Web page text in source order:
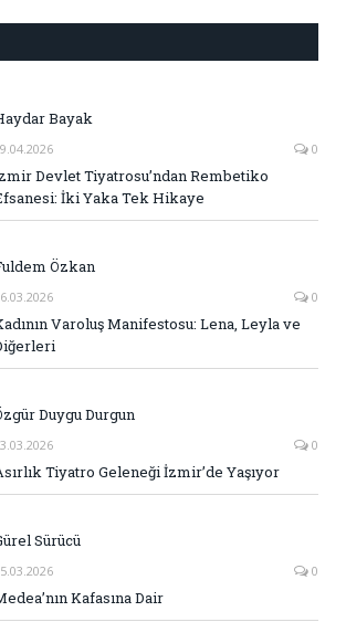
Bayak
0
Devlet Tiyatrosu’ndan Rembetiko
İki Yaka Tek Hikaye
Özkan
0
Varoluş Manifestosu: Lena, Leyla ve
Duygu Durgun
0
Tiyatro Geleneği İzmir’de Yaşıyor
Sürücü
0
Kafasına Dair